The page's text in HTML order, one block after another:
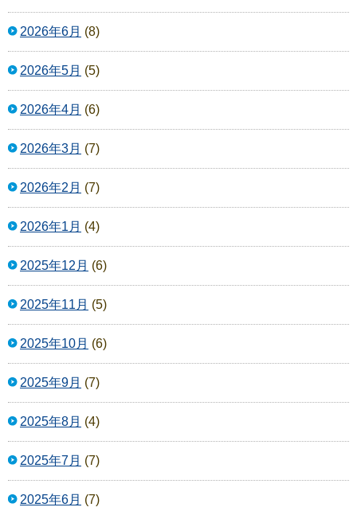
2026年6月 (8)
2026年5月 (5)
2026年4月 (6)
2026年3月 (7)
2026年2月 (7)
2026年1月 (4)
2025年12月 (6)
2025年11月 (5)
2025年10月 (6)
2025年9月 (7)
2025年8月 (4)
2025年7月 (7)
2025年6月 (7)